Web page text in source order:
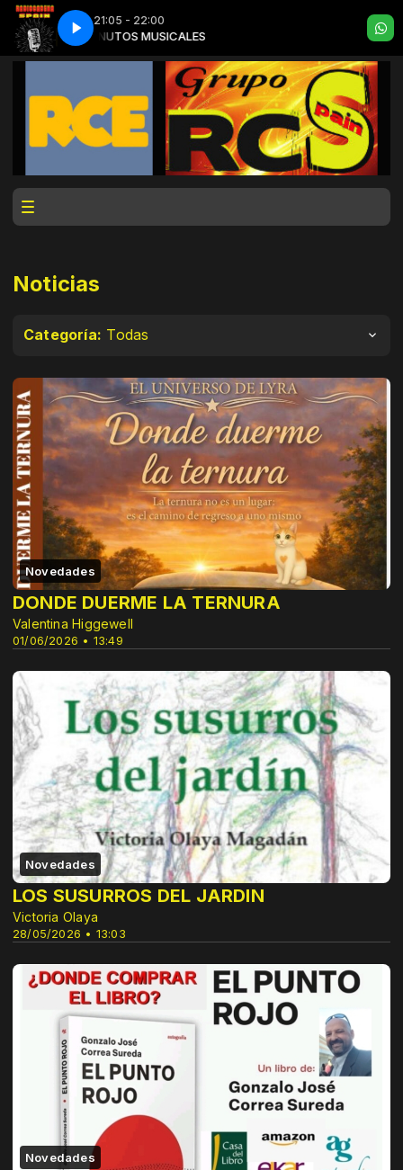
21:05 - 22:00
MINUTOS MUSICALES
Noticias
Categoría: Todas
Novedades
01/06/2026 • 13:49
DONDE DUERME LA TERNURA
Valentina Higgewell
Novedades
28/05/2026 • 13:03
LOS SUSURROS DEL JARDIN
Victoria Olaya
Novedades